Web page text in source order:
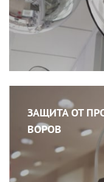
ЗАЩИТА ОТ
ВОРОВ